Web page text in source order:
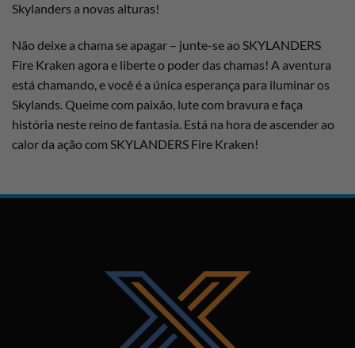
Skylanders a novas alturas!
Não deixe a chama se apagar – junte-se ao SKYLANDERS
Fire Kraken agora e liberte o poder das chamas! A aventura
está chamando, e você é a única esperança para iluminar os
Skylands. Queime com paixão, lute com bravura e faça
história neste reino de fantasia. Está na hora de ascender ao
calor da ação com SKYLANDERS Fire Kraken!